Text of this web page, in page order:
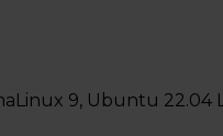
9, Ubuntu 22.04